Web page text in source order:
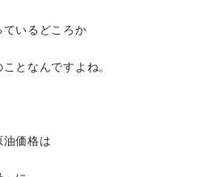
いるどころか
となんですよね。
油価格は